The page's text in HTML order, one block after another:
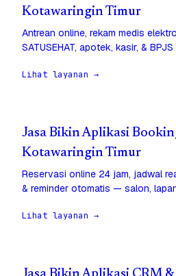
Kotawaringin Timur
Antrean online, rekam medis
SATUSEHAT, apotek, kasir, &
Lihat layanan →
Jasa Bikin Aplikasi
Kotawaringin Timur
Reservasi online 24 jam, jadwal
& reminder otomatis — salon,
Lihat layanan →